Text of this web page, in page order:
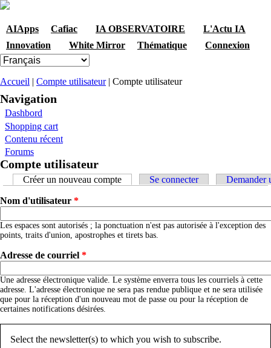
Skip to navigation
Aller au contenu principal
AIApps Cafiac IA OBSERVATOIRE
L'Actu IA
Innovation
White Mirror Thématique Connexion
Vous êtes ici
Accueil | Compte utilisateur| Compte utilisateur
Navigation
Dashbord
Shopping cart
Contenu récent
Forums
Compte utilisateur
Onglets principaux
Créer un nouveau compte (onglet actif)Se connecter Demander
Nom d'utilisateur *
Les espaces sont autorisés ; la ponctuation n'est pas autorisée à l'exception des
points, traits d'union, apostrophes et tirets bas.
Adresse de courriel *
Une adresse électronique valide. Le système enverra tous les courriels à cette
adresse. L'adresse électronique ne sera pas rendue publique et ne sera utilisée
que pour la réception d'un nouveau mot de passe ou pour la réception de
certaines notifications désirées.
Select the newsletter(s) to which you wish to subscribe.